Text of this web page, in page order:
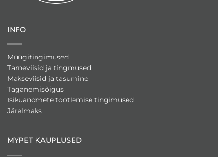
INFO
Müügitingimused
Tarneviisid ja tingmused
Makseviisid ja tasumine
Taganemisõigus
Isikuandmete töötlemise tingimused
Järelmaks
MYPET KAUPLUSED